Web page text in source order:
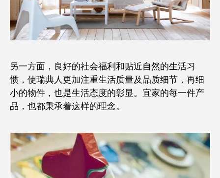
另一方面，良好的社会福利和贴近自然的生活习
惯，使瑞典人更加注重生活质量及品质细节，再细
小的物件，也是生活态度的彰显。宜家的每一件产
品，也都秉承着这样的理念。